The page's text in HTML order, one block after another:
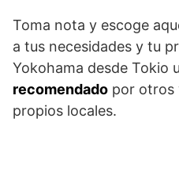
Toma nota y escoge
a tus necesidades y tu
Yokohama desde Tokio
recomendado por otros
propios locales.